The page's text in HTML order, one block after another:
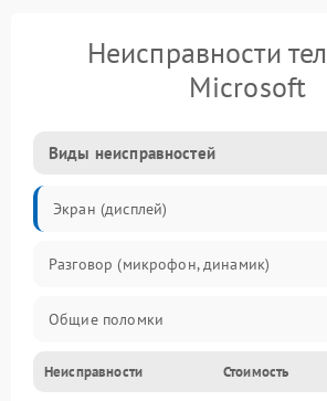
Неисправности
Microsoft
Виды неисправностей
Экран (дисплей)
Разговор (микрофон, динамик)
Общие поломки
Проблемы связи
Неисправности Стоимость